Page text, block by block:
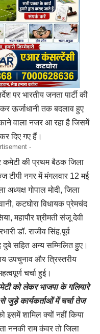
पर भारतीय जनता पार्टी की
ऊर्जाधानी तक बदलाव हुए
वाला नजर आ रहा है जिसमें
दिए गए हैं।
-
कमेटी की प्रथम बैठक जिला
टीपी नगर में मंगलवार 12 मई
गोपाल मोदी, जिला
कटघोरा विधायक प्रेमचंद
महापौर श्रीमती संजू देवी
डॉ. राजीव सिंह,पूर्व
दुबे सहित अन्य सम्मिलित हुए।
उपचुनाव और त्रिस्तरीय
चर्चा हुई।
को लेकर भाजपा के गलियारे
जुड़े कार्यकर्ताओं में चर्चा तेज
इसमें शामिल क्यों नहीं किया
ननकी राम कंवर तो जिला